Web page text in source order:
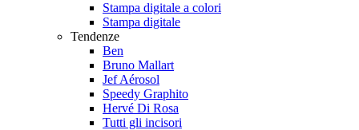
Stampa digitale a colori
Stampa digitale
Tendenze
Ben
Bruno Mallart
Jef Aérosol
Speedy Graphito
Hervé Di Rosa
Tutti gli incisori